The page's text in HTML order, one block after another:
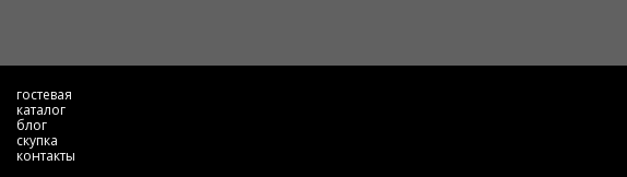
гостевая
каталог
блог
скупка
контакты